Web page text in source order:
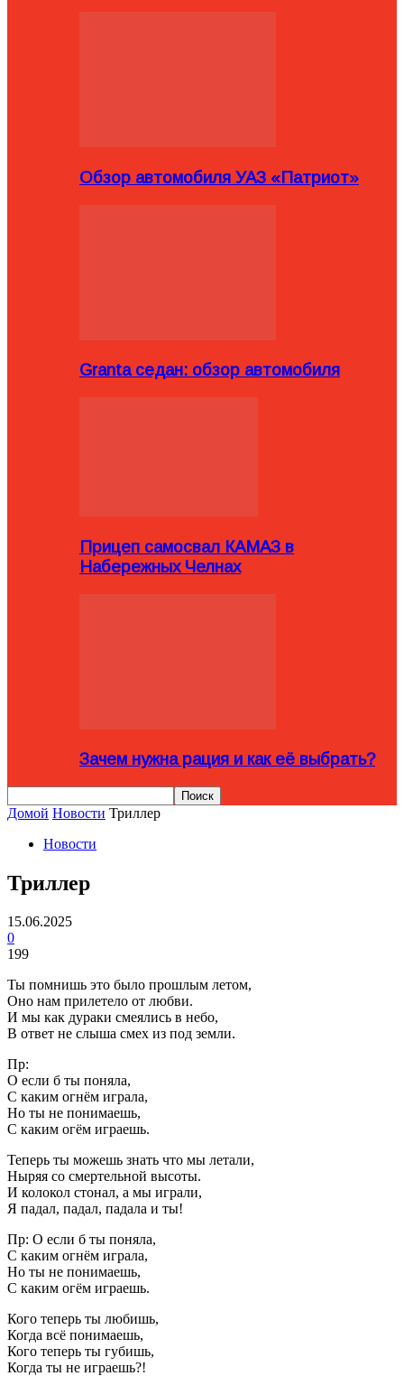
Обзор автомобиля УАЗ «Патриот»
Granta седан: обзор автомобиля
Прицеп самосвал КАМАЗ в
Набережных Челнах
Зачем нужна рация и как её выбрать?
Домой Новости Триллер
Новости
Триллер
15.06.2025
0
199
Ты помнишь это было прошлым летом,
Оно нам прилетело от любви.
И мы как дураки смеялись в небо,
В ответ не слыша смех из под земли.
Пр:
О если б ты поняла,
С каким огнём играла,
Но ты не понимаешь,
С каким огём играешь.
Теперь ты можешь знать что мы летали,
Ныряя со смертельной высоты.
И колокол стонал, а мы играли,
Я падал, падал, падала и ты!
Пр: О если б ты поняла,
С каким огнём играла,
Но ты не понимаешь,
С каким огём играешь.
Кого теперь ты любишь,
Когда всё понимаешь,
Кого теперь ты губишь,
Когда ты не играешь?!